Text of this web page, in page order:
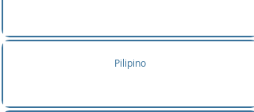
Pilipino